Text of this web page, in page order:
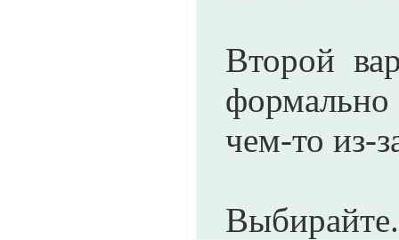
Второй
формально
чем-то из-
Выбирайте.